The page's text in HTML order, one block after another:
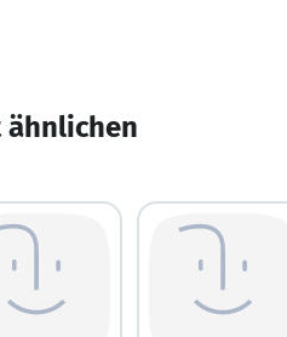
ähnlichen